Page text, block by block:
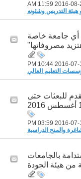
11:59 AM
التدريس وشئونه
جامعة خاصة
مصروفاتها"
10:44 PM
التعليم العالي
للبعثات حتى
03:59 PM
والمنح الدراسية
بالجامعات